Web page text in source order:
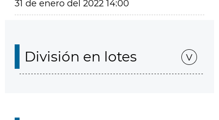
31 de enero del 2022 14:00
División en lotes